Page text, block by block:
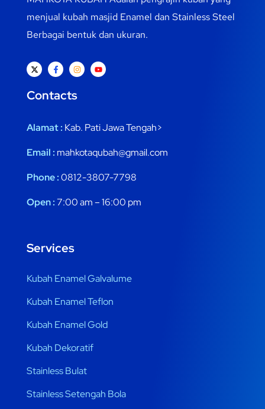
menjual kubah masjid Enamel dan Stainless Steel
Berbagai bentuk dan ukuran.
Contacts
Alamat : Kab. Pati Jawa Tengah>
Email : mahkotaqubah@gmail.com
Phone :0812-3807-7798
Open :7:00 am – 16:00 pm
Services
Kubah Enamel Galvalume
Kubah Enamel Teflon
Kubah Enamel Gold
Kubah Dekoratif
Stainless Bulat
Stainless Setengah Bola